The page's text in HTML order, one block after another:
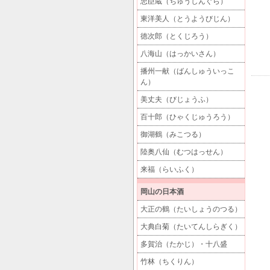
東洋美人（とうようびじん）
徳次郎（とくじろう）
八海山（はっかいさん）
播州一献（ばんしゅういっこ
ん）
美丈夫（びじょうふ）
百十郎（ひゃくじゅうろう）
御湖鶴（みこつる）
陸奥八仙（むつはっせん）
来福（らいふく）
岡山の日本酒
大正の鶴（たいしょうのつる）
大典白菊（たいてんしらぎく）
多賀治（たかじ）・十八盛
竹林（ちくりん）